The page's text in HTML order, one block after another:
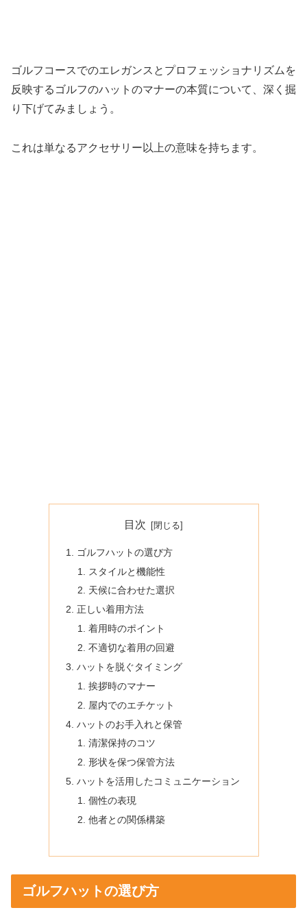
ゴルフコースでのエレガンスとプロフェッショナリズムを
反映するゴルフのハットのマナーの本質について、深く掘
り下げてみましょう。
これは単なるアクセサリー以上の意味を持ちます。
目次
ゴルフハットの選び方
スタイルと機能性
天候に合わせた選択
正しい着用方法
着用時のポイント
不適切な着用の回避
ハットを脱ぐタイミング
挨拶時のマナー
屋内でのエチケット
ハットのお手入れと保管
清潔保持のコツ
形状を保つ保管方法
ハットを活用したコミュニケーション
個性の表現
他者との関係構築
ゴルフハットの選び方